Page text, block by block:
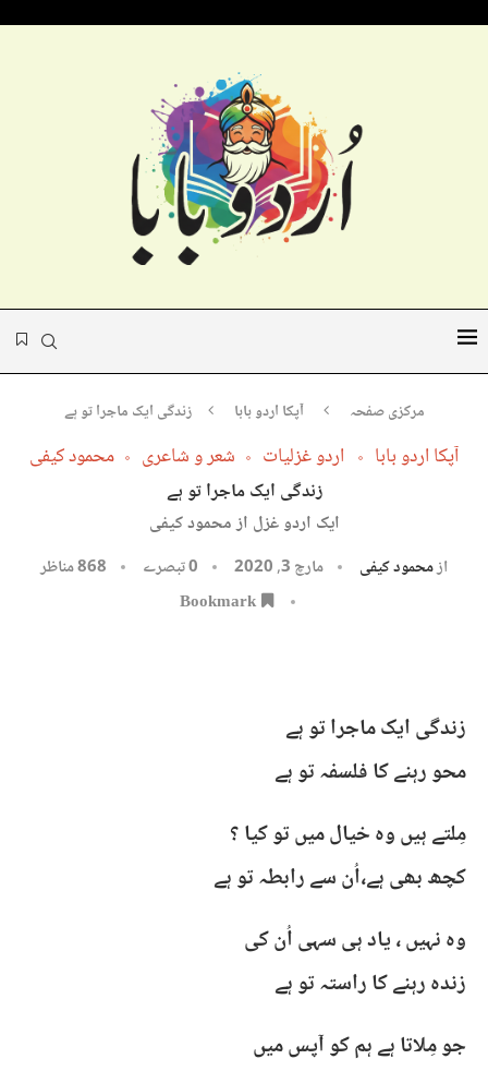
مرکزی صفحہ آپکا اردو بابا زندگی ایک ماجرا تو ہے
آپکا اردو بابا اردو غزلیات شعر و شاعری محمود کیفی
زندگی ایک ماجرا تو ہے
ایک اردو غزل از محمود کیفی
ازمحمود کیفی مارچ 3, 2020 0 تبصرے 868مناظر
Bookmark
زندگی ایک ماجرا تو ہے
محو رہنے کا فلسفہ تو ہے
مِلتے ہیں وہ خیال میں تو کیا ؟
کچھ بھی ہے،اُن سے رابطہ تو ہے
وہ نہیں ، یاد ہی سہی اُن کی
زندہ رہنے کا راستہ تو ہے
جو مِلاتا ہے ہم کو آپس میں